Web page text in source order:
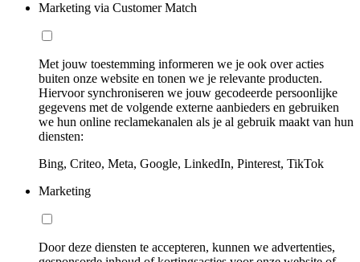
Marketing via Customer Match
Met jouw toestemming informeren we je ook over acties
buiten onze website en tonen we je relevante producten.
Hiervoor synchroniseren we jouw gecodeerde persoonlijke
gegevens met de volgende externe aanbieders en gebruiken
we hun online reclamekanalen als je al gebruik maakt van hun
diensten:
Bing, Criteo, Meta, Google, LinkedIn, Pinterest, TikTok
Marketing
Door deze diensten te accepteren, kunnen we advertenties,